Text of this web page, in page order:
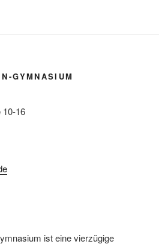
GYMNASIUM
10-16
ist eine vierzügige